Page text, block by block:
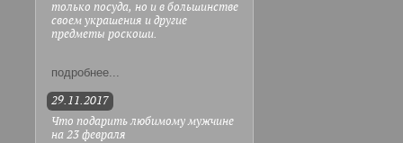
только посуда, но и в большинстве
своем украшения и другие
предметы роскоши.
подробнее...
29.11.2017
Что подарить любимому мужчине
на 23 февраля